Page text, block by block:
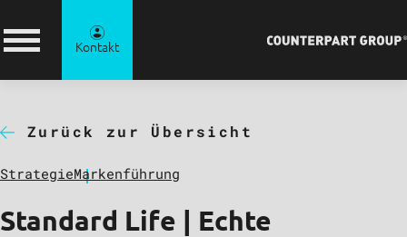
Kontakt
Zurück zur Übersicht
StrategieMarkenführung
Standard Life | Echte